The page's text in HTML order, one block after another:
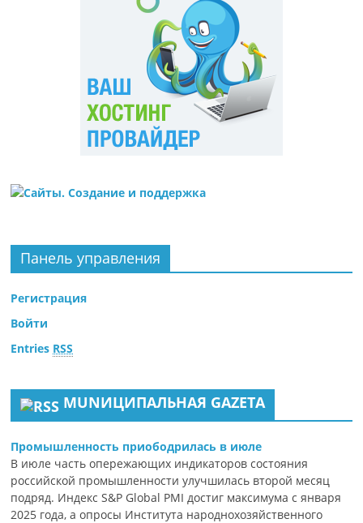
Панель управления
Регистрация
Войти
Entries RSS
MUNИЦИПАЛЬНАЯ GAZЕТА
Промышленность приободрилась в июле
В июле часть опережающих индикаторов состояния
российской промышленности улучшилась второй месяц
подряд. Индекс S&P Global PMI достиг максимума с января
2025 года, а опросы Института народнохозяйственного